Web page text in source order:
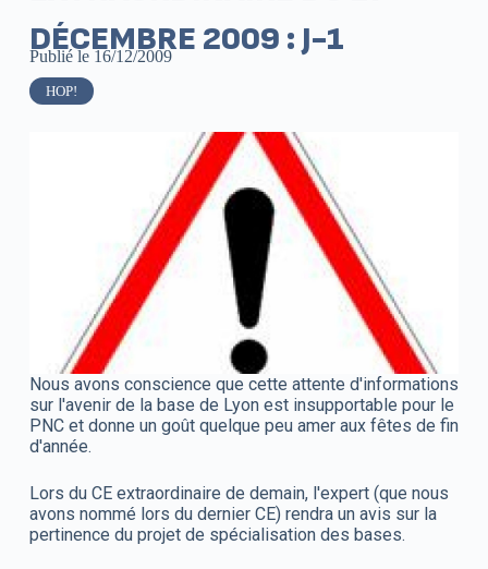
DÉCEMBRE 2009 : J-1
Publié le 16/12/2009
HOP!
Nous avons conscience que cette attente d'informations
sur l'avenir de la base de Lyon est insupportable pour le
PNC et donne un goût quelque peu amer aux fêtes de fin
d'année.
Lors du CE extraordinaire de demain, l'expert (que nous
avons nommé lors du dernier CE) rendra un avis sur la
pertinence du projet de spécialisation des bases.